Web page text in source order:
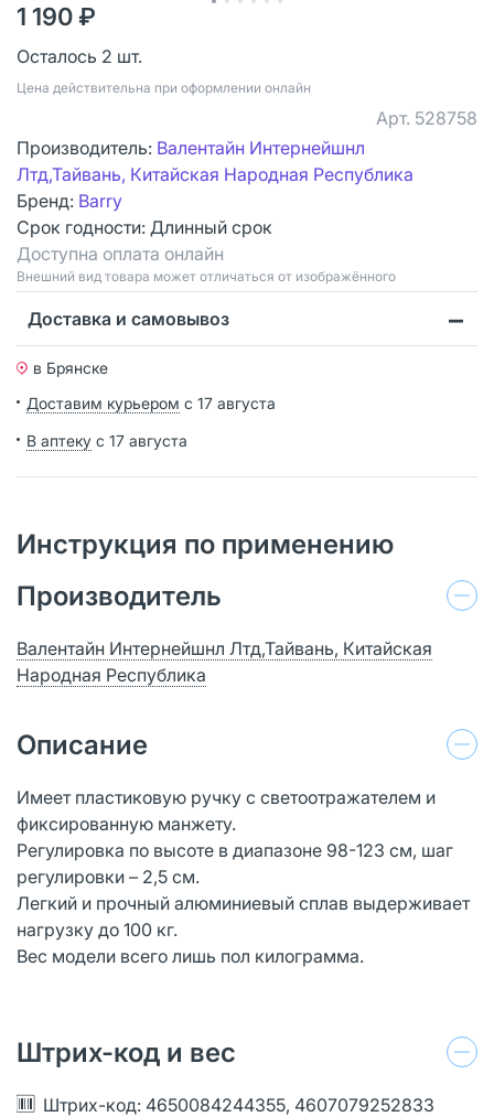
1 190 ₽
Осталось 2 шт.
Цена действительна при оформлении онлайн
Арт. 528758
Производитель: Валентайн Интернейшнл
Лтд,Тайвань, Китайская Народная Республика
Бренд: Barry
Срок годности: Длинный срок
Доступна оплата онлайн
Bнешний вид товара может отличаться от изображённого
Доставка и самовывоз
в Брянске
Доставим курьером с 17 августа
В аптеку с 17 августа
Инструкция по применению
Производитель
Валентайн Интернейшнл Лтд,Тайвань, Китайская
Народная Республика
Описание
Имеет пластиковую ручку с светоотражателем и
фиксированную манжету.
Регулировка по высоте в диапазоне 98-123 см, шаг
регулировки – 2,5 см.
Легкий и прочный алюминиевый сплав выдерживает
нагрузку до 100 кг.
Вес модели всего лишь пол килограмма.
Штрих-код и вес
Штрих-код: 4650084244355, 4607079252833